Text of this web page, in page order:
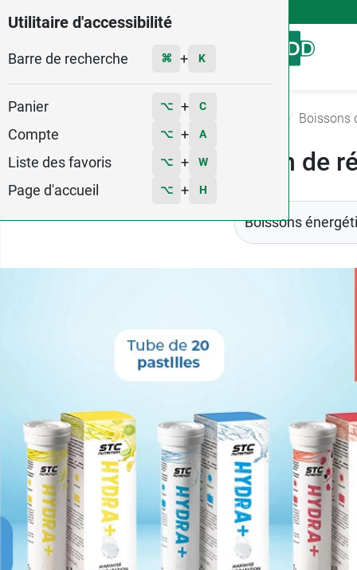
Utilitaire d'accessibilité
Barre de recherche ⌘ + K
Panier ⌥ + C
Compte ⌥ + A
Liste des favoris ⌥ + W
Page d'accueil ⌥ + H
Menu
Boissons
Boisson de
Boissons